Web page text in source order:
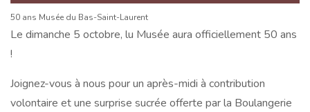
50 ans Musée du Bas-Saint-Laurent
Le dimanche 5 octobre, lu Musée aura officiellement 50 ans
!
Joignez-vous à nous pour un après-midi à contribution
volontaire et une surprise sucrée offerte par la Boulangerie